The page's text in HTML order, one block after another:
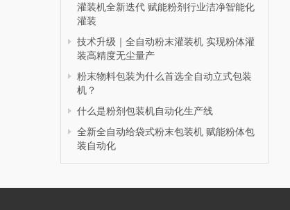
灌装机全新迭代 赋能粉剂行业洁净智能化
灌装
技术升级｜全自动粉末灌装机 实现粉体灌
装高精度无尘量产
粉末物料包装为什么首选全自动立式包装
机？
什么是粉剂包装机自动化生产线
全新全自动给袋式粉末包装机 赋能粉体包
装自动化